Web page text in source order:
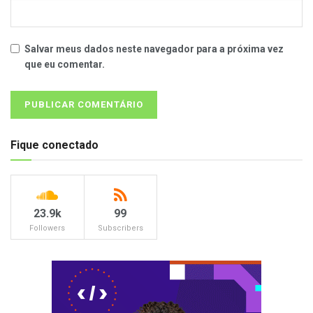
Salvar meus dados neste navegador para a próxima vez
que eu comentar.
Fique conectado
23.9k
Followers
99
Subscribers